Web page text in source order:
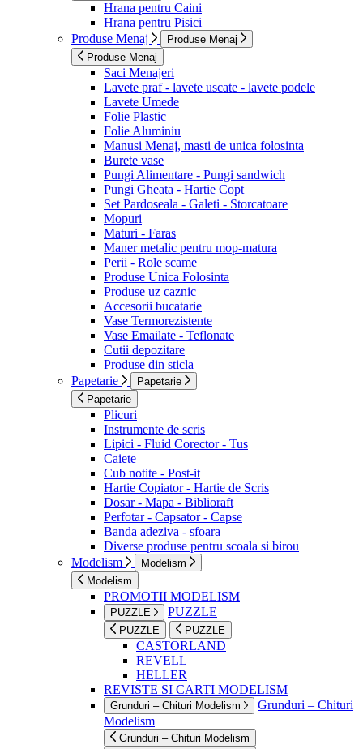
Hrana pentru Caini
Hrana pentru Pisici
Produse Menaj
Produse Menaj
Produse Menaj
Saci Menajeri
Lavete praf - lavete uscate - lavete podele
Lavete Umede
Folie Plastic
Folie Aluminiu
Manusi Menaj, masti de unica folosinta
Burete vase
Pungi Alimentare - Pungi sandwich
Pungi Gheata - Hartie Copt
Set Pardoseala - Galeti - Storcatoare
Mopuri
Maturi - Faras
Maner metalic pentru mop-matura
Perii - Role scame
Produse Unica Folosinta
Produse uz caznic
Accesorii bucatarie
Vase Termorezistente
Vase Emailate - Teflonate
Cutii depozitare
Produse din sticla
Papetarie
Papetarie
Papetarie
Plicuri
Instrumente de scris
Lipici - Fluid Corector - Tus
Caiete
Cub notite - Post-it
Hartie Copiator - Hartie de Scris
Dosar - Mapa - Biblioraft
Perfotar - Capsator - Capse
Banda adeziva - sfoara
Diverse produse pentru scoala si birou
Modelism
Modelism
Modelism
PROMOTII MODELISM
PUZZLE PUZZLE
PUZZLE PUZZLE
CASTORLAND
REVELL
HELLER
REVISTE SI CARTI MODELISM
Grunduri – Chituri Modelism
Grunduri – Chituri
Modelism
Grunduri – Chituri Modelism